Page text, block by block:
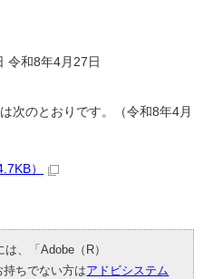
和8年4月27日
次のとおりです。（令和8年4月
）
、「Adobe（R）
持ちでない方はアドビシステム